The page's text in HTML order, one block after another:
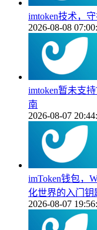
imtoken技术，
2026-08-08
imtoken暂未支
南
2026-08-07
imToken钱包，
化世界的入门钥
2026-08-07